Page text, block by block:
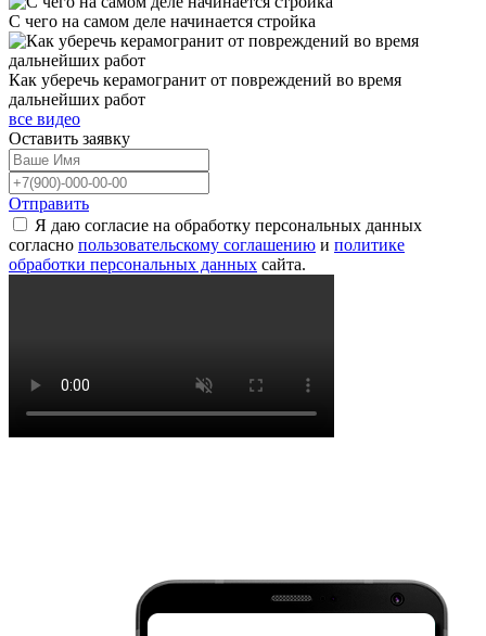
С чего на самом деле начинается стройка
Как уберечь керамогранит от повреждений во время
дальнейших работ
все видео
Оставить заявку
Отправить
Я даю согласие на обработку персональных данных
согласно пользовательскому соглашению и политике
обработки персональных данных сайта.